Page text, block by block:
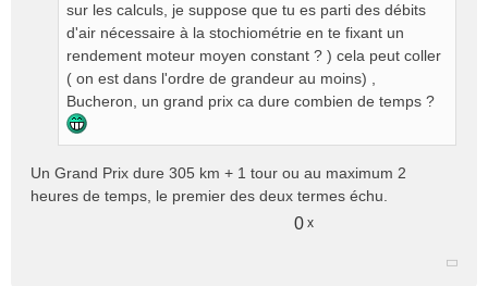
sur les calculs, je suppose que tu es parti des débits
d'air nécessaire à la stochiométrie en te fixant un
rendement moteur moyen constant ? ) cela peut coller
( on est dans l'ordre de grandeur au moins) ,
Bucheron, un grand prix ca dure combien de temps ?
Un Grand Prix dure 305 km + 1 tour ou au maximum 2
heures de temps, le premier des deux termes échu.
0 x